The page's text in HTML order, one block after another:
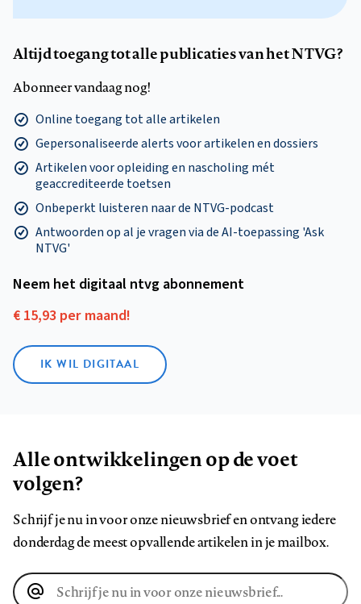
Altijd toegang tot alle publicaties van het NTVG?
Abonneer vandaag nog!
Online toegang tot alle artikelen
Gepersonaliseerde alerts voor artikelen en dossiers
Artikelen voor opleiding en nascholing mét
geaccrediteerde toetsen
Onbeperkt luisteren naar de NTVG-podcast
Antwoorden op al je vragen via de AI-toepassing 'Ask
NTVG'
Neem het digitaal ntvg abonnement
€ 15,93 per maand!
IK WIL DIGITAAL
Alle ontwikkelingen op de voet
volgen?
Schrijf je nu in voor onze nieuwsbrief en ontvang iedere
donderdag de meest opvallende artikelen in je mailbox.
E-